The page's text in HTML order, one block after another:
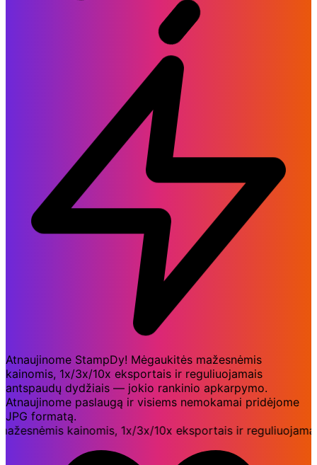
Atnaujinome StampDy! Mėgaukitės mažesnėmis
kainomis, 1x/3x/10x eksportais ir reguliuojamais
antspaudų dydžiais — jokio rankinio apkarpymo.
Atnaujinome paslaugą ir visiems nemokamai pridėjome
JPG formatą.
kainomis, 1x/3x/10x eksportais ir